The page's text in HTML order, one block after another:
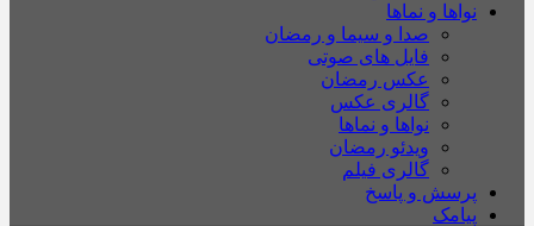
نواها و نماها
صدا و سیما و رمضان
فایل های صوتی
عکس رمضان
گالری عکس
نواها و نماها
ویدئو رمضان
گالری فیلم
پرسش و پاسخ
پیامک